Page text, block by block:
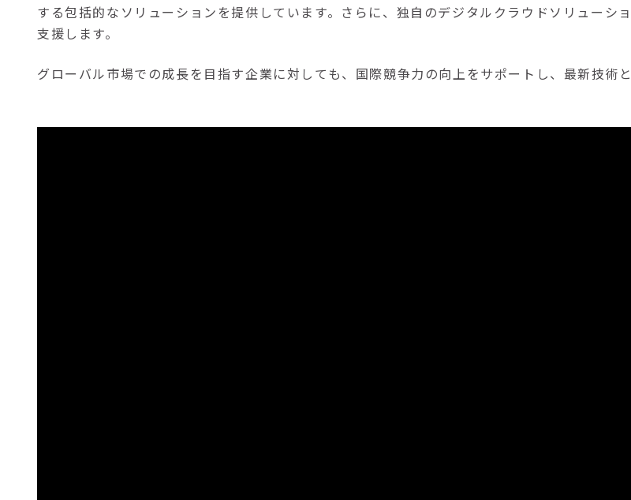
する包括的なソリューションを提供しています。さらに、独自のデジタルクラウドソリューシ
支援します。
グローバル市場での成長を目指す企業に対しても、国際競争力の向上をサポートし、最新技術